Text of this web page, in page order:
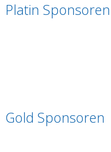
Platin Sponsoren
Gold Sponsoren